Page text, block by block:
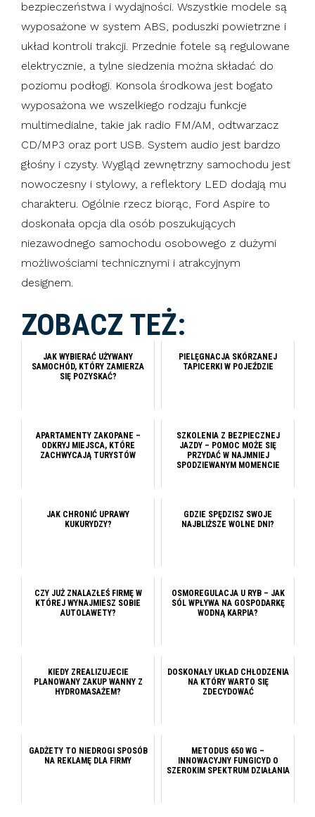
bezpieczeństwa i wydajności. Wszystkie modele są
wyposażone w system ABS, poduszki powietrzne i
układ kontroli trakcji. Przednie fotele są regulowane
elektrycznie, a tylne siedzenia można składać do
poziomu podłogi. Konsola środkowa jest bogato
wyposażona we wszelkiego rodzaju funkcje
multimedialne, takie jak radio FM/AM, odtwarzacz
CD/MP3 oraz port USB. System audio jest bardzo
głośny i czysty. Wygląd zewnętrzny samochodu jest
nowoczesny i stylowy, a reflektory LED dodają mu
charakteru. Ogólnie rzecz biorąc, Ford Aspire to
doskonała opcja dla osób poszukujących
niezawodnego samochodu osobowego z dużymi
możliwościami technicznymi i atrakcyjnym
designem.
ZOBACZ TEŻ:
JAK WYBIERAĆ UŻYWANY
SAMOCHÓD, KTÓRY ZAMIERZA
SIĘ POZYSKAĆ?
PIELĘGNACJA SKÓRZANEJ
TAPICERKI W POJEŹDZIE
APARTAMENTY ZAKOPANE –
ODKRYJ MIEJSCA, KTÓRE
ZACHWYCAJĄ TURYSTÓW
SZKOLENIA Z BEZPIECZNEJ
JAZDY – POMOC MOŻE SIĘ
PRZYDAĆ W NAJMNIEJ
SPODZIEWANYM MOMENCIE
JAK CHRONIĆ UPRAWY
KUKURYDZY?
GDZIE SPĘDZISZ SWOJE
NAJBLIŻSZE WOLNE DNI?
CZY JUŻ ZNALAZŁEŚ FIRMĘ W
KTÓREJ WYNAJMIESZ SOBIE
AUTOLAWETY?
OSMOREGULACJA U RYB – JAK
SÓL WPŁYWA NA GOSPODARKĘ
WODNĄ KARPIA?
KIEDY ZREALIZUJECIE
PLANOWANY ZAKUP WANNY Z
HYDROMASAŻEM?
DOSKONAŁY UKŁAD CHŁODZENIA
NA KTÓRY WARTO SIĘ
ZDECYDOWAĆ
GADŻETY TO NIEDROGI SPOSÓB
NA REKLAMĘ DLA FIRMY
METODUS 650 WG –
INNOWACYJNY FUNGICYD O
SZEROKIM SPEKTRUM DZIAŁANIA